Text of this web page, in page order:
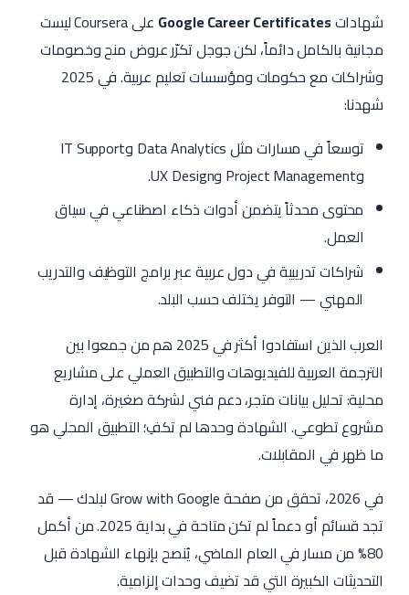
شهاداتGoogle Career Certificates
على Coursera ليست
مجانية بالكامل دائماً، لكن جوجل تكرّر عروض منح وخصومات
وشراكات مع حكومات ومؤسسات تعليم عربية. في 2025
شهدنا:
توسعاً في مسارات مثل Data Analytics وIT Support
وProject Management وUX Design.
محتوى محدثاً يتضمن أدوات ذكاء اصطناعي في سياق
العمل.
شراكات تدريبية في دول عربية عبر برامج التوظيف والتدريب
المهني — التوفر يختلف حسب البلد.
العرب الذين استفادوا أكثر في 2025 هم من جمعوا بين
الترجمة العربية للفيديوهات والتطبيق العملي على مشاريع
محلية: تحليل بيانات متجر، دعم فني لشركة صغيرة، إدارة
مشروع تطوعي. الشهادة وحدها لم تكفِ؛ التطبيق المحلي هو
ما ظهر في المقابلات.
في 2026، تحقق من صفحة Grow with Google لبلدك — قد
تجد قسائم أو دعماً لم تكن متاحة في بداية 2025. من أكمل
80% من مسار في العام الماضي، يُنصح بإنهاء الشهادة قبل
التحديثات الكبيرة التي قد تضيف وحدات إلزامية.